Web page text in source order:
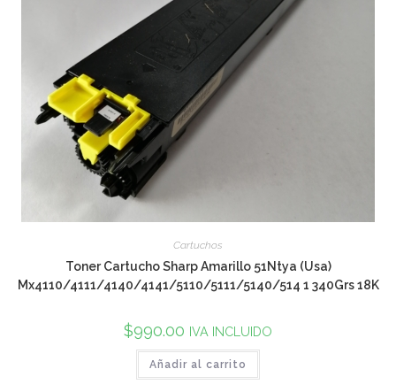
Cartuchos
Toner Cartucho Sharp Amarillo 51Ntya (Usa)
Mx4110/4111/4140/4141/5110/5111/5140/514 1 340Grs 18K
$990.00 IVA INCLUIDO
Añadir al carrito